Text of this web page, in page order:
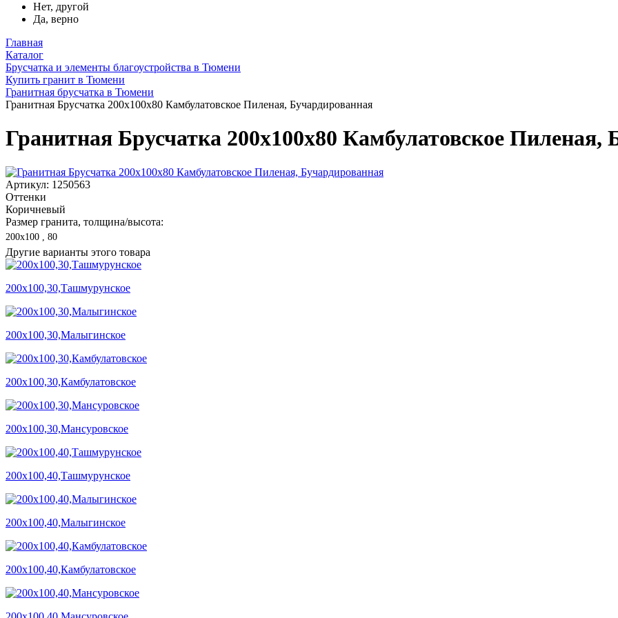
Нет, другой
Да, верно
Главная
Каталог
Брусчатка и элементы благоустройства в Тюмени
Купить гранит в Тюмени
Гранитная брусчатка в Тюмени
Гранитная Брусчатка 200х100x80 Камбулатовское Пиленая, Бучардированная
Гранитная Брусчатка 200х100x80 Камбулатовское Пиленая,
Артикул: 1250563
Оттенки
Коричневый
Размер гранита, толщина/высота:
200х100 , 80
Другие варианты этого товара
200х100,30,Ташмурунское
200х100,30,Малыгинское
200х100,30,Камбулатовское
200х100,30,Мансуровское
200х100,40,Ташмурунское
200х100,40,Малыгинское
200х100,40,Камбулатовское